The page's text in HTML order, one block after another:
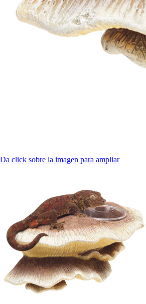
Da click sobre la imagen para ampliar